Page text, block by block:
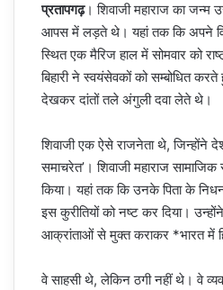
प्रतापगढ़। शिवाजी महाराज का
आपस में लड़ते थे। यहां तक कि अपने
स्थित एक मैरिज हाल में सोमवार को
बिहारी ने स्वयंसेवकों को सम्बोधित
देखकर दांतों तले अंगुली दवा लेते थे।
शिवाजी एक ऐसे राजनेता थे, जिन्होंने
समाचरेत’। शिवाजी महाराज
किया। यहां तक कि उनके पिता के
इस कुरीतियों को नष्ट कर दिया।
आक्रांताओं से मुक्त कराकर *भारत में
वे साहसी थे, लेकिन ठगी नहीं थे। वे